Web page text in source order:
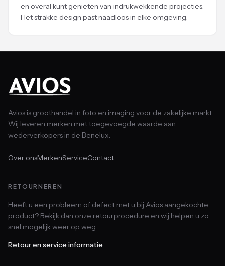
en overal kunt genieten van indrukwekkende projecties.
Het strakke design past naadloos in elke omgeving.
Avios is groothandel in foto en imaging voor de zakelijke markt.
Wij leveren merken met toegevoegde waarde aan
wederverkopers in de Benelux.
Over onsMerkenServiceContact
RETOURNEREN
Heeft u een probleem of defect met u bij Avios aangekochte
product? Bekijk dan onze retourprocedure en wij helpen u zo
snel mogelijk weer op weg.
Retour en service informatie